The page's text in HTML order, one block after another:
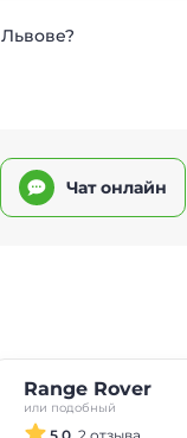
Чат онлайн
Range Rover
или подобный